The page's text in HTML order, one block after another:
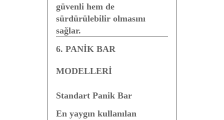
güvenli hem de
sürdürülebilir olmasını
sağlar.
6. PANİK BAR
MODELLERİ
Standart Panik Bar
En yaygın kullanılan